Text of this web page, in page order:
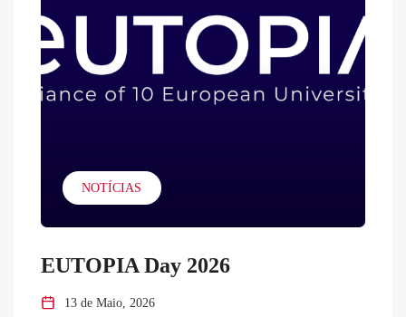
NOTÍCIAS
EUTOPIA Day 2026
13 de Maio, 2026